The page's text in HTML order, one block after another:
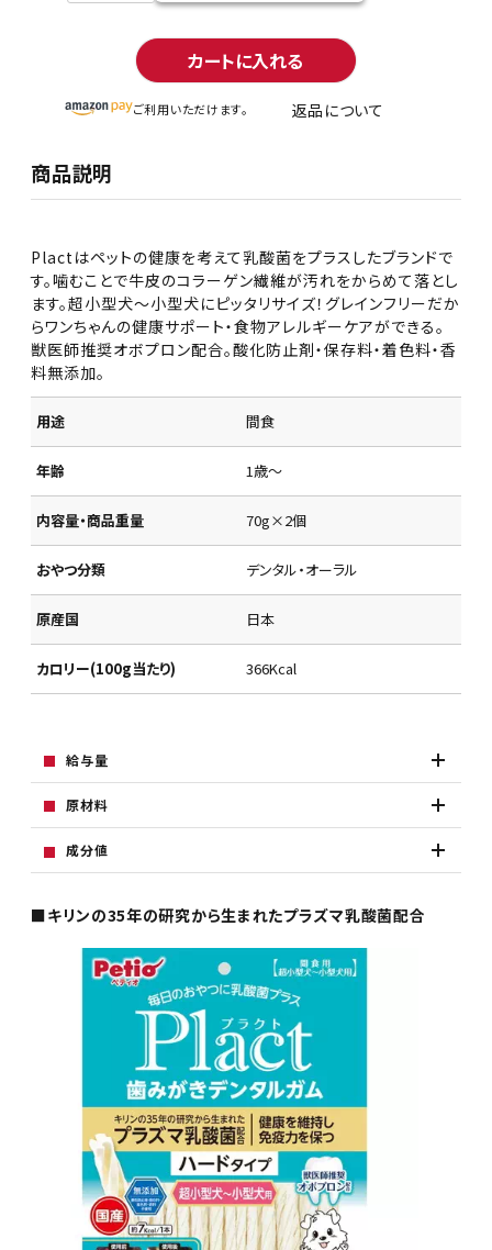
カートに入れる
ご利用いただけます。 返品について
商品説明
Plactはペットの健康を考えて乳酸菌をプラスしたブランドで
す。噛むことで牛皮のコラーゲン繊維が汚れをからめて落とし
ます。超小型犬～小型犬にピッタリサイズ！グレインフリーだか
らワンちゃんの健康サポート・食物アレルギーケアができる。
獣医師推奨オボプロン配合。酸化防止剤・保存料・着色料・香
料無添加。
用途 間食
年齢 1歳～
内容量・商品重量 70g×2個
おやつ分類 デンタル・オーラル
原産国 日本
カロリー(100g当たり) 366Kcal
給与量
原材料
成分値
■キリンの35年の研究から生まれたプラズマ乳酸菌配合